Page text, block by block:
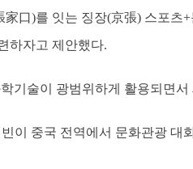
口)를 잇는 징장(京張) 스포츠
하자고 제안했다.
기술이 광범위하게 활용되면
이 중국 전역에서 문화관광 대